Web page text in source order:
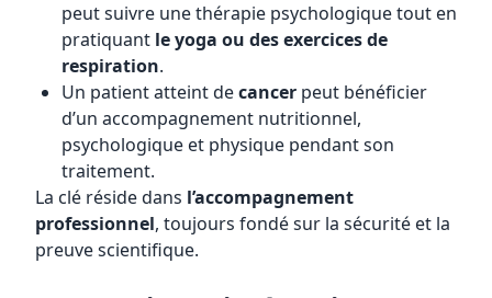
peut suivre une thérapie psychologique tout en
pratiquant le yoga ou des exercices de
respiration.
Un patient atteint decancer peut bénéficier
d’un accompagnement nutritionnel,
psychologique et physique pendant son
traitement.
La clé réside dans l’accompagnement
professionnel, toujours fondé sur la sécurité et la
preuve scientifique.